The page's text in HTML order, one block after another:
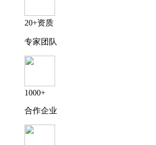
20+资质
专家团队
1000+
合作企业